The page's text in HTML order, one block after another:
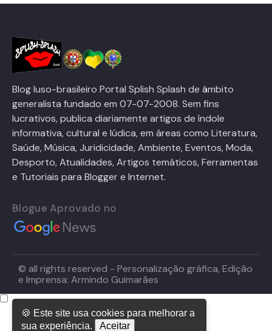
Blog luso-brasileiro Portal Splish Splash de âmbito
generalista fundado em 07-07-2008. Sem fins
lucrativos, publica diariamente artigos de índole
informativa, cultural e lúdica, em áreas como Literatura,
Saúde, Música, Juridicidade, Ambiente, Eventos, Moda,
Desporto, Atualidades, Artigos temáticos, Ferramentas
e Tutoriais para Blogger e Internet.
Blogue Aprovado no
© all rights reserved - Personalização gráfica, Edição
e Imprensa: Armindo Guimarães
🍪 Este site usa cookies para melhorar a
sua experiência.
Aceitar